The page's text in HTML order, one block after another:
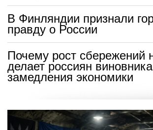
В Финляндии признали
правду о России
Почему рост сбережений
делает россиян
замедления экономики